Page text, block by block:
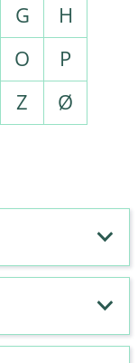
G
H
O
P
Z Ø